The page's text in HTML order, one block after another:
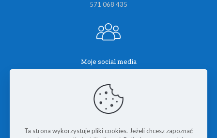
571 068 435
Moje social media
Ta strona wykorzystuje pliki cookies. Jeżeli chcesz zapoznać